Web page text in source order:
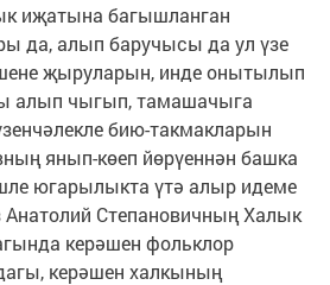
иҗатына багышланган
да, алып баручысы да ул үзе
җыруларын, инде онытылып
алып чыгып, тамашачыга
бию-такмакларын
янып-көеп йөрүеннән башка
югарылыкта үтә алыр идеме
Анатолий Степановичның Халык
керәшен фольклор
керәшен халкының